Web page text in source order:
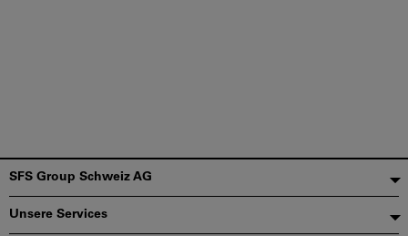
Fußzeile
SFS Group Schweiz AG
Unsere Services